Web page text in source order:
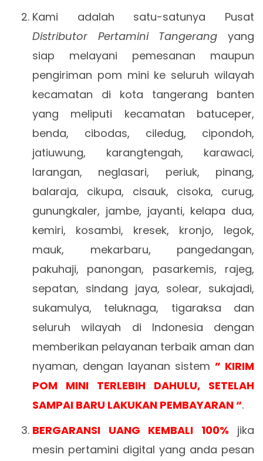
Kami adalah satu-satunya Pusat
Distributor Pertamini Tangerang
yang
siap melayani pemesanan maupun
pengiriman pom mini ke seluruh wilayah
kecamatan di kota tangerang banten
yang meliputi kecamatan batuceper,
benda, cibodas, ciledug, cipondoh,
jatiuwung, karangtengah, karawaci,
larangan, neglasari, periuk, pinang,
balaraja, cikupa, cisauk, cisoka, curug,
gunungkaler, jambe, jayanti, kelapa dua,
kemiri, kosambi, kresek, kronjo, legok,
mauk, mekarbaru, pangedangan,
pakuhaji, panongan, pasarkemis, rajeg,
sepatan, sindang jaya, solear, sukajadi,
sukamulya, teluknaga, tigaraksa dan
seluruh wilayah di Indonesia dengan
memberikan pelayanan terbaik aman dan
nyaman, dengan layanan sistem ” KIRIM
POM MINI TERLEBIH DAHULU, SETELAH
SAMPAI BARU LAKUKAN PEMBAYARAN “.
BERGARANSI UANG KEMBALI 100% jika
mesin pertamini digital yang anda pesan